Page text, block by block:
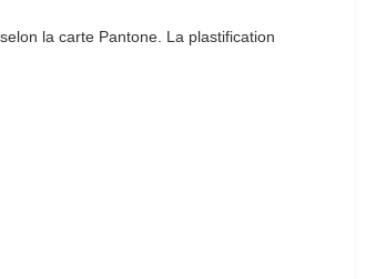
la carte Pantone. La plastification